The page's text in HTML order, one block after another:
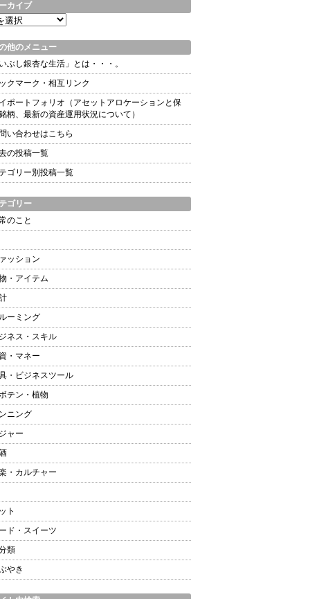
カイブ
他のメニュー
いぶし銀杏な生活」とは・・・。
クマーク・相互リンク
ポートフォリオ（アセットアロケーションと保
柄、最新の資産運用状況について）
い合わせはこちら
の投稿一覧
ゴリー別投稿一覧
ゴリー
のこと
ッション
・アイテム
ーミング
ネス・スキル
・マネー
・ビジネスツール
テン・植物
ニング
ャー
・カルチャー
ト
ド・スイーツ
類
やき